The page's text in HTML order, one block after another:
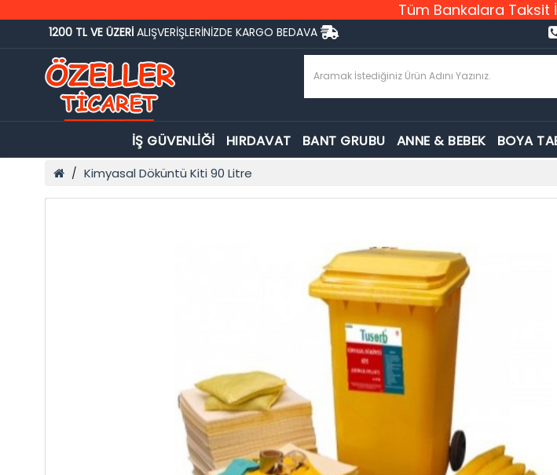
Tüm Bankalara Taksit
1200 TL VE ÜZERİ ALIŞVERİŞLERİNİZDE KARGO BEDAVA
İŞ GÜVENLİĞİ HIRDAVAT BANT GRUBU ANNE & BEBEK BOYA
Kimyasal Döküntü Kiti 90 Litre